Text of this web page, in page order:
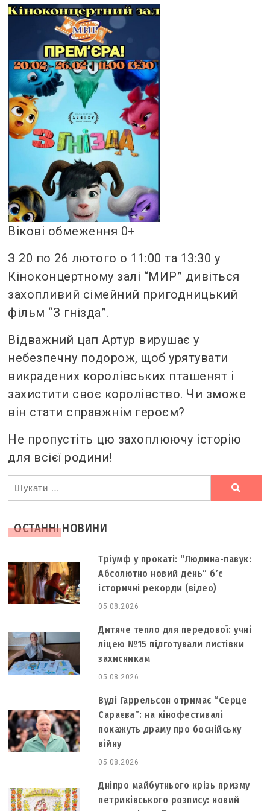
Вікові обмеження 0+
З 20 по 26 лютого о 11:00 та 13:30 у
Кіноконцертному залі “МИР” дивіться
захопливий сімейний пригодницький
фільм “З гнізда”.
Відважний цап Артур вирушає у
небезпечну подорож, щоб урятувати
викрадених королівських пташенят і
захистити своє королівство. Чи зможе
він стати справжнім героєм?
Не пропустіть цю захоплюючу історію
для всієї родини!
Ви
шукали
ОСТАННІ НОВИНИ
Тріумф у прокаті: “Людина-павук:
Абсолютно новий день” б’є
історичні рекорди (відео)
05.08.2026
Дитяче тепло для передової: учні
ліцею №15 підготували листівки
захисникам
05.08.2026
Вуді Гаррельсон отримає “Серце
Сараєва”: на кінофестивалі
покажуть драму про боснійську
війну
05.08.2026
Дніпро майбутнього крізь призму
петриківського розпису: новий